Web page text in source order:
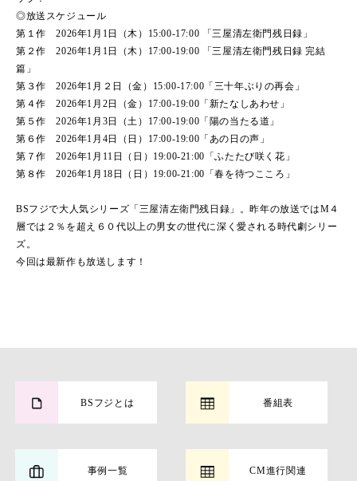
◎放送スケジュール
第１作 2026年1月1日（木）15:00-17:00 「三屋清左衛門残日録」
第２作 2026年1月1日（木）17:00-19:00 「三屋清左衛門残日録 完結
篇」
第３作 2026年1月２日（金）15:00-17:00「三十年ぶりの再会」
第４作 2026年1月2日（金）17:00-19:00「新たなしあわせ」
第５作 2026年1月3日（土）17:00-19:00「陽の当たる道」
第６作 2026年1月4日（日）17:00-19:00「あの日の声」
第７作 2026年1月11日（日）19:00-21:00「ふたたび咲く花」
第８作 2026年1月18日（日）19:00-21:00「春を待つこころ」
BSフジで大人気シリーズ「三屋清左衛門残日録」。昨年の放送ではM４
層では２％を超え６０代以上の男女の世代に深く愛される時代劇シリー
ズ。
今回は最新作も放送します！
BSフジとは 番組表
事例一覧 CM進行関連